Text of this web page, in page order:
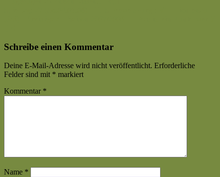
Schreibe einen Kommentar
Deine E-Mail-Adresse wird nicht veröffentlicht. Erforderliche
Felder sind mit * markiert
Kommentar *
Name *